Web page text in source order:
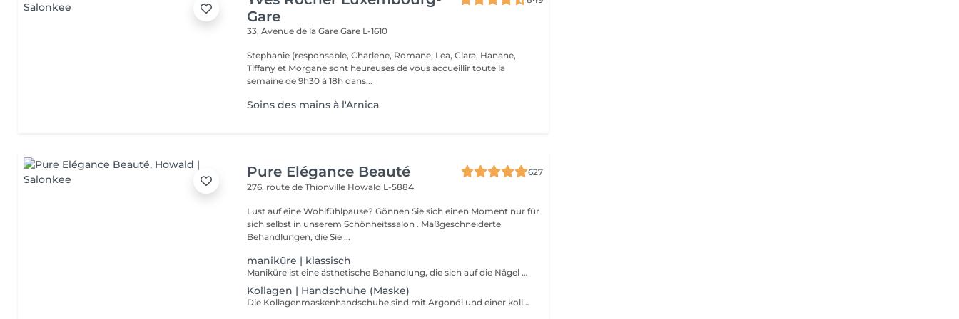
Gare
33, Avenue de la GareGare L-1610
Stephanie (responsable, Charlene, Romane, Lea, Clara, Hanane,
Tiffany et Morgane sont heureuses de vous accueillir toute la
semaine de 9h30 à 18h dans...
Soins des mains à l'Arnica
Pure Elégance Beauté
627
276, route de Thionville Howald L-5884
Lust auf eine Wohlfühlpause? Gönnen Sie sich einen Moment nur für
sich selbst in unserem Schönheitssalon . Maßgeschneiderte
Behandlungen, die Sie ...
maniküre | klassisch
Maniküre ist eine ästhetische Behandlung, die sich auf die Nägel konzentriert. Die Kosmetikerin wird Ihre Finger zu Beginn der Maniküre in einer Schüssel mit heißem Wasser einweichen Die Maniküre ermöglicht es, die Nägel zu stärken, von kleinen abgestorbenen Hautschüppchen, die sie umgeben, zu befreien und gepflegte Hände zu zeigen. Beschränkt sich auf das Zurückschieben der Nagelhaut, Feilen und Polieren der Nägel und begleitend mit einer Massage der Hände am Ende der Maniküre und evtl
Kollagen | Handschuhe (Maske)
Die Kollagenmaskenhandschuhe sind mit Argonöl und einer kollagenreichen Emulsion vorimprägniert, um die Haut zu durchdringen und mit Feuchtigkeit zu versorgen.